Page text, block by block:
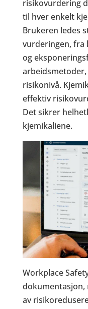
risikovurdering
til hver enkelt
Brukeren ledes
vurderingen, fra
og
risikonivå.
effektiv
Det sikrer
kjemikaliene.
Workplace
av